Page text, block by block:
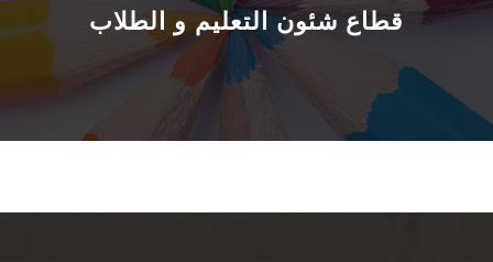
التعلّم الإلكتروني للطلاب
خدمات الطلاب
الطلاب الوافدون
قطاع شئون التعليم و الطلاب